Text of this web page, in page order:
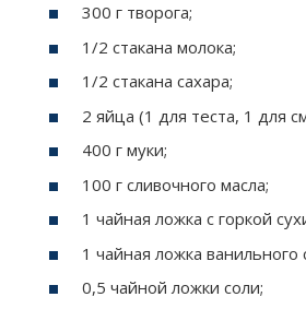
300 г творога;
1/2 стакана молока;
1/2 стакана сахара;
2 яйца (1 для теста, 1 для
400 г муки;
100 г сливочного масла;
1 чайная ложка с горкой
1 чайная ложка ванильного
0,5 чайной ложки соли;